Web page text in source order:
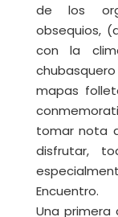
de los
obsequios,
con la
mapas
tomar nota
disfrutar,
Encuentro.
Una